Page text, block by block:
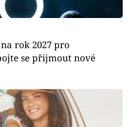
rok 2027 pro
se přijmout nové